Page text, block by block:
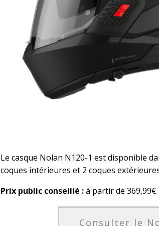
Le casque Nolan N120-1 est disponible
coques intérieures et 2 coques
Prix public conseillé :à partir de 369,99€
Consulter le